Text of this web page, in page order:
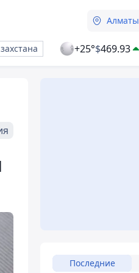
Алматы
+25°$469.93
Последние